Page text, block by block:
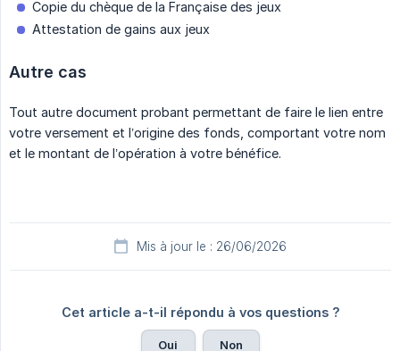
Copie du chèque de la Française des jeux
Attestation de gains aux jeux
Autre cas
Tout autre document probant permettant de faire le lien entre
votre versement et l’origine des fonds, comportant votre nom
et le montant de l’opération à votre bénéfice.
Mis à jour le : 26/06/2026
Cet article a-t-il répondu à vos questions ?
Oui Non